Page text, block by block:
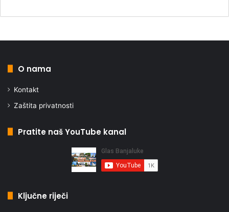
O nama
Kontakt
Zaštita privatnosti
Pratite naš YouTube kanal
Ključne riječi